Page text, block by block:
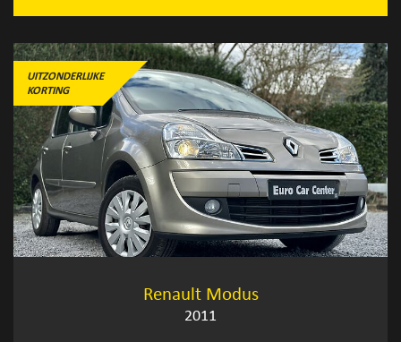
UITZONDERLIJKE
KORTING
Renault Modus
2011